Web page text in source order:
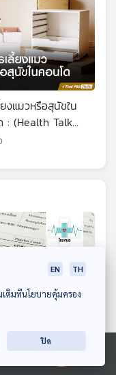
งแมวหรือสุนัขใน
: (Health Talk
Tips)
ตัวเลขกับความ
ซ่อนเร้นจากผลตรวจ
EN TH
เติมที่นโยบายคุ้มครอง
ปิด